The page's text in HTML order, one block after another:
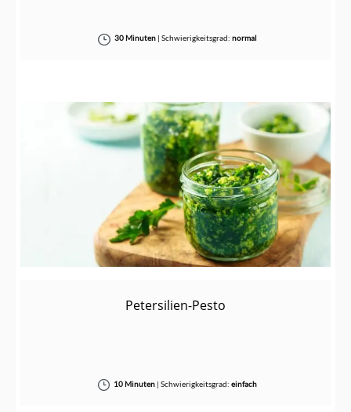
30 Minuten| Schwierigkeitsgrad: normal
Petersilien-Pesto
10 Minuten |Schwierigkeitsgrad:einfach